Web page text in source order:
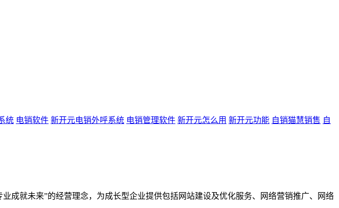
统 电销软件 新开元电销外呼系统 电销管理软件 新开元怎么用 新开元功能 自销猫慧销售 自
成就未来”的经营理念，为成长型企业提供包括网站建设及优化服务、网络营销推广、网络